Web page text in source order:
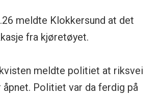
meldte Klokkersund at det
fra kjøretøyet.
meldte politiet at riksvei
åpnet. Politiet var da ferdig på